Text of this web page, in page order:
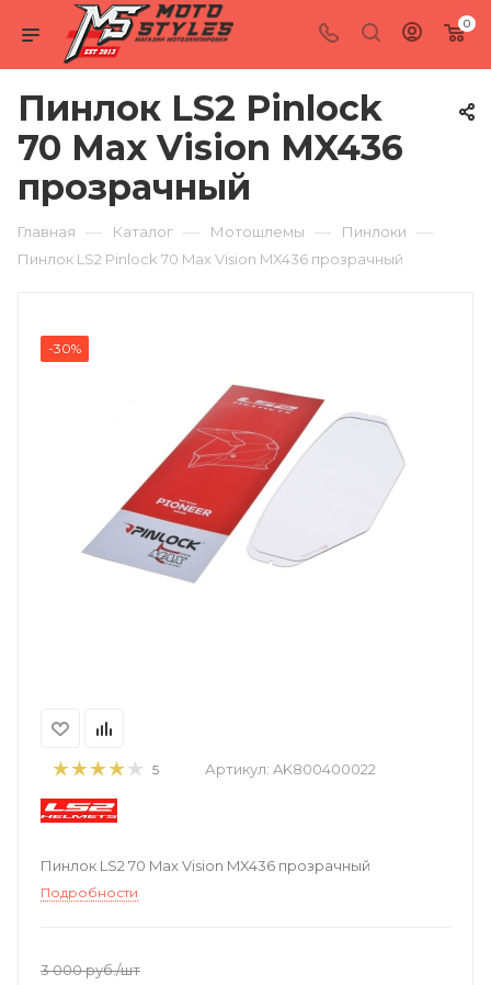
0
Пинлок LS2 Pinlock
70 Max Vision MX436
прозрачный
Главная — Каталог — Мотошлемы — Пинлоки —
Пинлок LS2 Pinlock 70 Max Vision MX436 прозрачный
-30%
5 Артикул: AK800400022
Пинлок LS2 70 Max Vision MX436 прозрачный
Подробности
3 000руб./шт